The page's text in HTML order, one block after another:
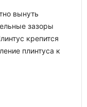
вынуть
зазоры
крепится
плинтуса к